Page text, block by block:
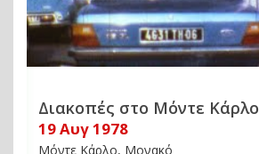
Διακοπές στο Μόντε Κάρλο
19 Αυγ 1978
Μόντε Κάρλο, Μονακό